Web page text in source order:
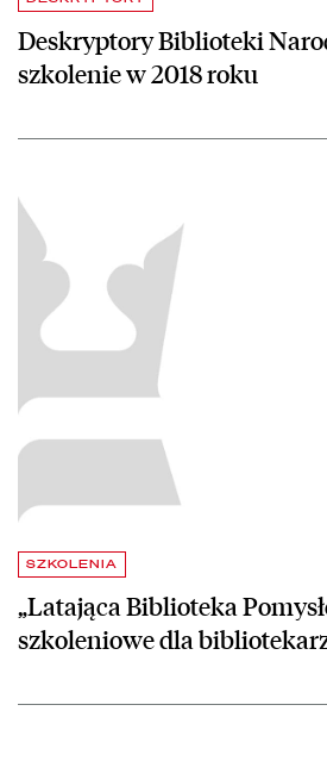
Deskryptory Biblioteki
szkolenie w 2018 roku
SZKOLENIA
„Latająca Biblioteka
szkoleniowe dla
czytaj więcej o „Latająca Biblioteka